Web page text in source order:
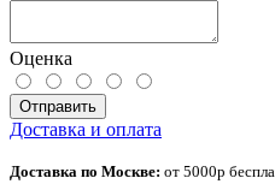
Оценка
Отправить
Доставка и оплата
Доставка по Москве: от 5000р